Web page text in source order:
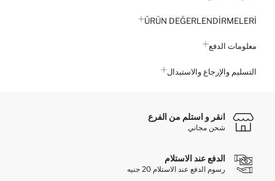
ÜRÜN DEĞERLENDİRMELERİ
معلومات الدفع
التسليم والإرجاع والاستبدال
انقر و استلم من الفرع
شحن مجاني
الدفع عند الاستلام
رسوم الدفع عند الاستلام 20 جنيه